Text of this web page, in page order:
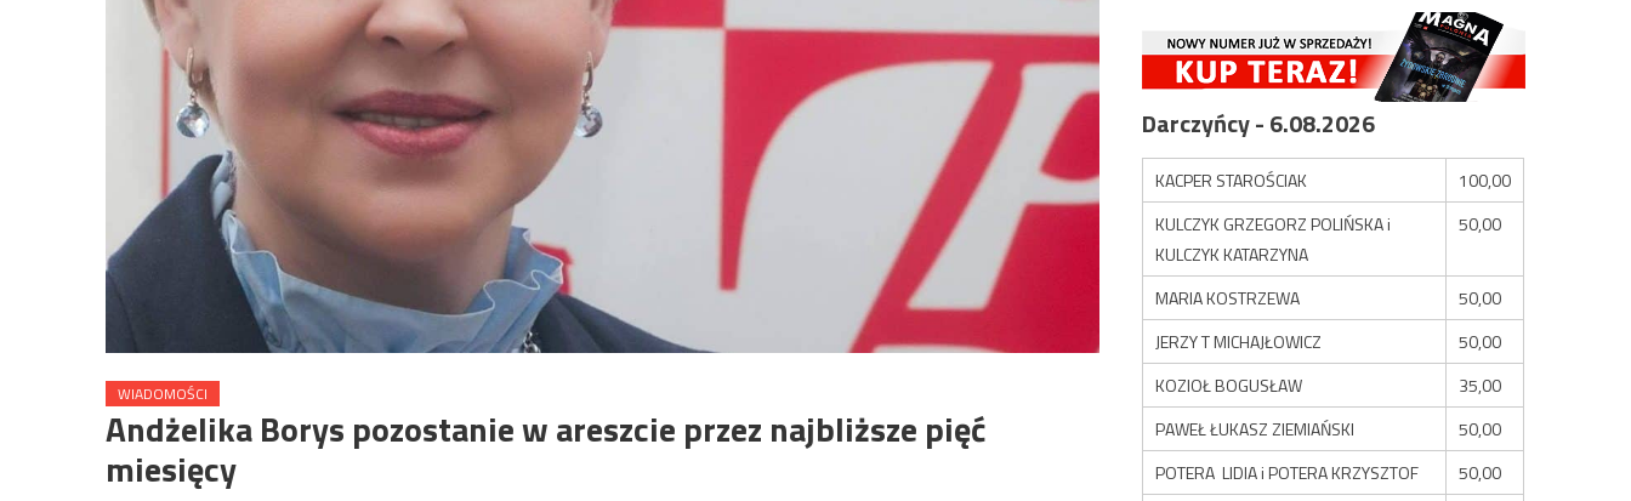
WIADOMOŚCI
Andżelika Borys pozostanie w areszcie przez najbliższe pięć
miesięcy
Darczyńcy - 6.08.2026
KACPER STAROŚCIAK
100,00
KULCZYK GRZEGORZ POLIŃSKA i
KULCZYK KATARZYNA
50,00
MARIA KOSTRZEWA
50,00
JERZY T MICHAJŁOWICZ
50,00
KOZIOŁ BOGUSŁAW
35,00
PAWEŁ ŁUKASZ ZIEMIAŃSKI
50,00
POTERA LIDIA i POTERA KRZYSZTOF
50,00